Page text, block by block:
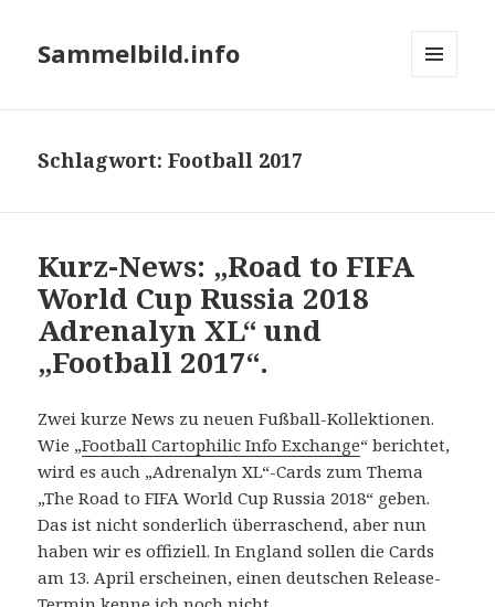
Sammelbild.info
Schlagwort:Football 2017
Kurz-News: „Road to FIFA
World Cup Russia 2018
Adrenalyn XL“ und
„Football 2017“.
Zwei kurze News zu neuen Fußball-Kollektionen.
Wie „Football Cartophilic Info Exchange“ berichtet,
wird es auch „Adrenalyn XL“-Cards zum Thema
„The Road to FIFA World Cup Russia 2018“ geben.
Das ist nicht sonderlich überraschend, aber nun
haben wir es offiziell. In England sollen die Cards
am 13. April erscheinen, einen deutschen Release-